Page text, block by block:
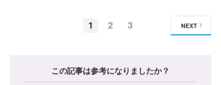
1 2 3 NEXT
この記事は参考になりましたか？